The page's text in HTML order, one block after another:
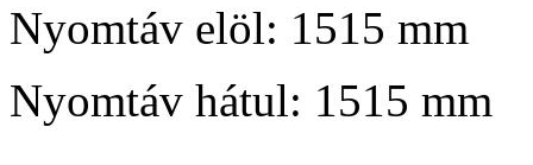
Nyomtáv elöl: 1515 mm
Nyomtáv hátul: 1515 mm